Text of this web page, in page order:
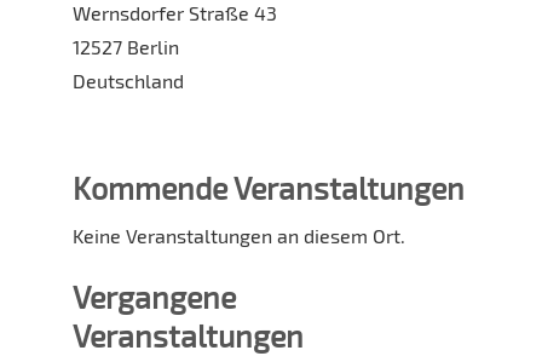
Wernsdorfer Straße 43
12527 Berlin
Deutschland
Kommende Veranstaltungen
Keine Veranstaltungen an diesem Ort.
Vergangene
Veranstaltungen